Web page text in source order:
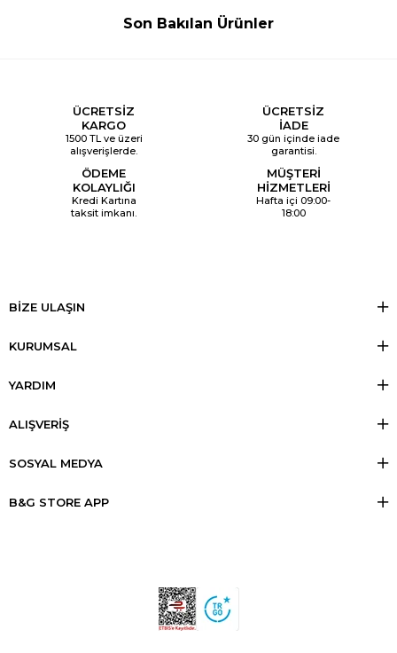
Son Bakılan Ürünler
ÜCRETSİZ
KARGO
1500 TL ve üzeri
alışverişlerde.
ÜCRETSİZ
İADE
30 gün içinde iade
garantisi.
ÖDEME
KOLAYLIĞI
Kredi Kartına
taksit imkanı.
MÜŞTERİ
HİZMETLERİ
Hafta içi 09:00-
18:00
BİZE ULAŞIN
KURUMSAL
YARDIM
ALIŞVERİŞ
SOSYAL MEDYA
B&G STORE APP